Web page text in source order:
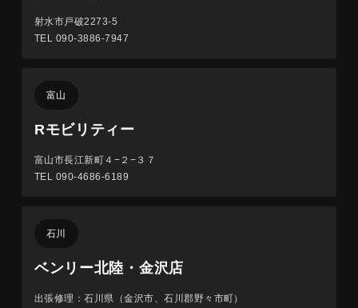
射水市戸破2273-5
TEL 090-3886-7947
富山
Rモビリティー
富山市長江新町４−２−３７
TEL 090-4686-6189
石川
ベンリー北陸・金沢店
出張修理：石川県（金沢市、石川郡野々市町）